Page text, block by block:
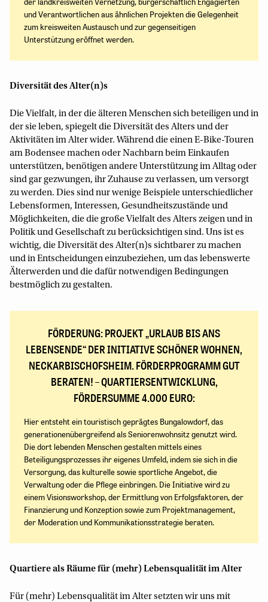
und Verantwortlichen aus ähnlichen Projekten die Gelegenheit
zum kreisweiten Austausch und zur gegenseitigen
Unterstützung eröffnet werden.
Diversität des Alter(n)s
Die Vielfalt, in der die älteren Menschen sich beteiligen und in
der sie leben, spiegelt die Diversität des Alters und der
Aktivitäten im Alter wider. Während die einen E-Bike-Touren
am Bodensee machen oder Nachbarn beim Einkaufen
unterstützen, benötigen andere Unterstützung im Alltag oder
sind gar gezwungen, ihr Zuhause zu verlassen, um versorgt
zu werden. Dies sind nur wenige Beispiele unterschiedlicher
Lebensformen, Interessen, Gesundheitszustände und
Möglichkeiten, die die große Vielfalt des Alters zeigen und in
Politik und Gesellschaft zu berücksichtigen sind. Uns ist es
wichtig, die Diversität des Alter(n)s sichtbarer zu machen
und in Entscheidungen einzubeziehen, um das lebenswerte
Älterwerden und die dafür notwendigen Bedingungen
bestmöglich zu gestalten.
FÖRDERUNG: PROJEKT „URLAUB BIS ANS
LEBENSENDE“ DER INITIATIVE SCHÖNER WOHNEN,
NECKARBISCHOFSHEIM. FÖRDERPROGRAMM GUT
BERATEN! – QUARTIERSENTWICKLUNG,
FÖRDERSUMME 4.000 EURO:
Hier entsteht ein touristisch geprägtes Bungalowdorf, das
generationenübergreifend als Seniorenwohnsitz genutzt wird.
Die dort lebenden Menschen gestalten mittels eines
Beteiligungsprozesses ihr eigenes Umfeld, indem sie sich in die
Versorgung, das kulturelle sowie sportliche Angebot, die
Verwaltung oder die Pflege einbringen. Die Initiative wird zu
einem Visionsworkshop, der Ermittlung von Erfolgsfaktoren, der
Finanzierung und Konzeption sowie zum Projektmanagement,
der Moderation und Kommunikationsstrategie beraten.
Quartiere als Räume für (mehr) Lebensqualität im Alter
Für (mehr) Lebensqualität im Alter setzten wir uns mit